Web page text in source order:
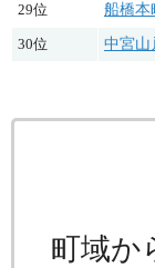
29位 船橋本
30位 中宮山
町域か